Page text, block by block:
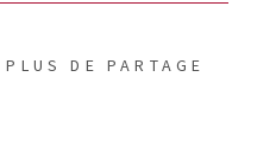
PLUS DE PARTAGE